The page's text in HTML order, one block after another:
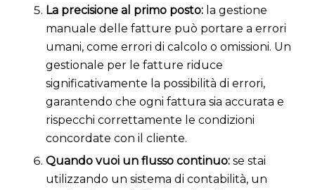
La precisione al primo posto: la gestione
manuale delle fatture può portare a errori
umani, come errori di calcolo o omissioni. Un
gestionale per le fatture riduce
significativamente la possibilità di errori,
garantendo che ogni fattura sia accurata e
rispecchi correttamente le condizioni
concordate con il cliente.
Quando vuoi un flusso continuo:se stai
utilizzando un sistema di contabilità, un